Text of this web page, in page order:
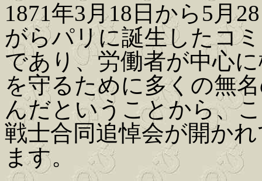
1871年3月18日から5月
がらパリに誕生したコ
であり、労働者が中心
を守るために多くの無
んだということから、
戦士合同追悼会が開か
ます。